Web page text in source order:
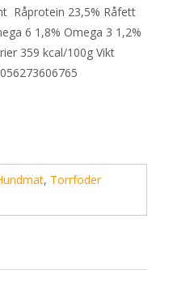
Råprotein 23,5% Råfett
6 1,8% Omega 3 1,2%
359 kcal/100g Vikt
, Torrfoder